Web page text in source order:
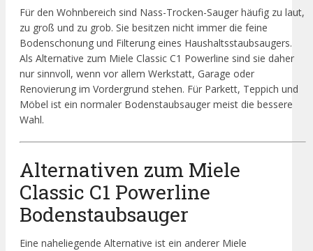
Für den Wohnbereich sind Nass-Trocken-Sauger häufig zu laut,
zu groß und zu grob. Sie besitzen nicht immer die feine
Bodenschonung und Filterung eines Haushaltsstaubsaugers.
Als Alternative zum Miele Classic C1 Powerline sind sie daher
nur sinnvoll, wenn vor allem Werkstatt, Garage oder
Renovierung im Vordergrund stehen. Für Parkett, Teppich und
Möbel ist ein normaler Bodenstaubsauger meist die bessere
Wahl.
Alternativen zum Miele
Classic C1 Powerline
Bodenstaubsauger
Eine naheliegende Alternative ist ein anderer Miele